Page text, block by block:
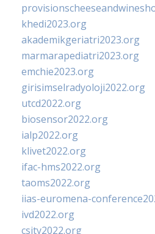
khedi2023.org
akademikgeriatri2023.org
marmarapediatri2023.org
emchie2023.org
girisimselradyoloji2022.org
utcd2022.org
biosensor2022.org
ialp2022.org
klivet2022.org
ifac-hms2022.org
taoms2022.org
iias-euromena-
ivd2022.org
csity2022.org